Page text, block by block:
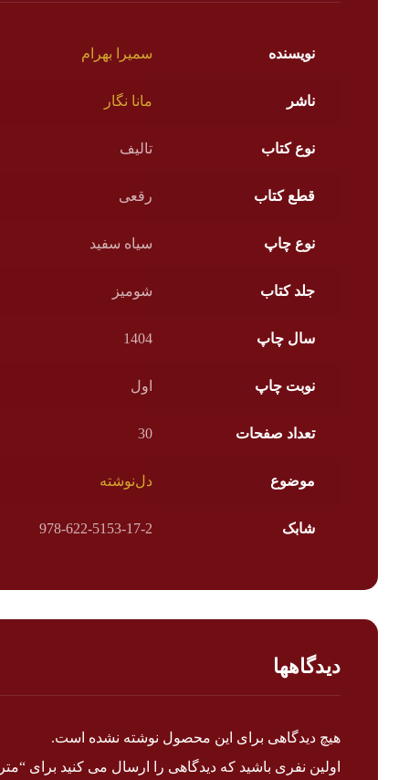
نویسنده سمیرا بهرام
ناشر مانا نگار
نوع کتاب تالیف
قطع کتاب رقعی
نوع چاپ سیاه سفید
جلد کتاب شومیز
سال چاپ 1404
نوبت چاپ اول
تعداد صفحات 30
موضوع دل‌نوشته
شابک 978-622-5153-17-2
دیدگاهها
هیچ دیدگاهی برای این محصول نوشته نشده است.
اولین نفری باشید که دیدگاهی را ارسال می کنید برای